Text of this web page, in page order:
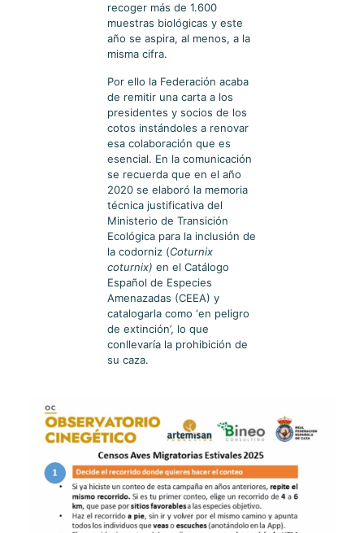
recoger más de 1.600
muestras biológicas y este
año se aspira, al menos, a la
misma cifra.
Por ello la Federación acaba
de remitir una carta a los
presidentes y socios de los
cotos instándoles a renovar
esa colaboración que es
esencial. En la comunicación
se recuerda que en el año
2020 se elaboró la memoria
técnica justificativa del
Ministerio de Transición
Ecológica para la inclusión de
la codorniz (Coturnix
coturnix) en el Catálogo
Español de Especies
Amenazadas (CEEA) y
catalogarla como ‘en peligro
de extinción’, lo que
conllevaría la prohibición de
su caza.